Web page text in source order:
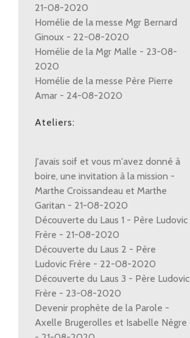
21-08-2020
Homélie de la messe Mgr Bernard
Ginoux - 22-08-2020
Homélie de la Mgr Malle - 23-08-
2020
Homélie de la messe Père Pierre
Amar - 24-08-2020
Ateliers:
J'avais soif et vous m'avez donné à
boire, une invitation à la mission -
Marthe Croissandeau et Marthe
Garitan - 21-08-2020
Découverte du Laus 1 - Père Ludovic
Frère - 21-08-2020
Découverte du Laus 2 - Père
Ludovic Frère - 22-08-2020
Découverte du Laus 3 - Père Ludovic
Frère - 23-08-2020
Devenir prophète de la Parole -
Axelle Brugerolles et Isabelle Nègre